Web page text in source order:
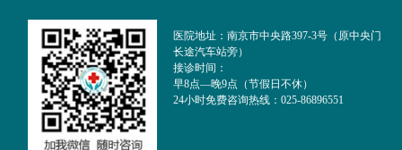
医院地址：南京市中央路397-3号（原中央门
长途汽车站旁）
接诊时间：
早8点—晚9点（节假日不休）
24小时免费咨询热线：025-86896551